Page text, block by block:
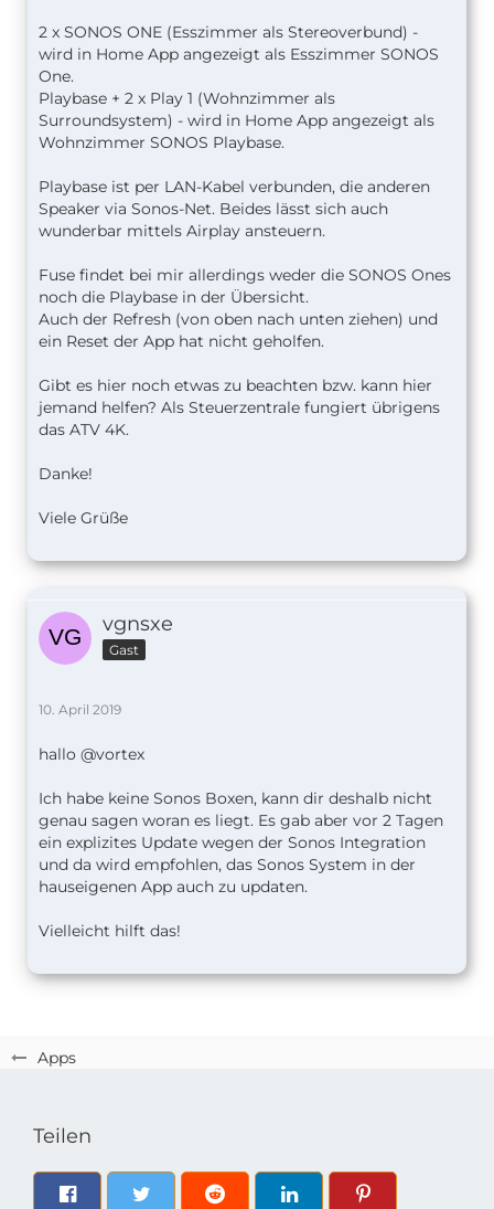
Apps
2 x SONOS ONE (Esszimmer als Stereoverbund) -
wird in Home App angezeigt als Esszimmer SONOS
One.
Playbase + 2 x Play 1 (Wohnzimmer als
Surroundsystem) - wird in Home App angezeigt als
Wohnzimmer SONOS Playbase.
Playbase ist per LAN-Kabel verbunden, die anderen
Speaker via Sonos-Net. Beides lässt sich auch
wunderbar mittels Airplay ansteuern.
Fuse findet bei mir allerdings weder die SONOS Ones
noch die Playbase in der Übersicht.
Auch der Refresh (von oben nach unten ziehen) und
ein Reset der App hat nicht geholfen.
Gibt es hier noch etwas zu beachten bzw. kann hier
jemand helfen? Als Steuerzentrale fungiert übrigens
das ATV 4K.
Danke!
Viele Grüße
vgnsxe
Gast
10. April 2019
hallo @vortex
Ich habe keine Sonos Boxen, kann dir deshalb nicht
genau sagen woran es liegt. Es gab aber vor 2 Tagen
ein explizites Update wegen der Sonos Integration
und da wird empfohlen, das Sonos System in der
hauseigenen App auch zu updaten.
Vielleicht hilft das!
Teilen